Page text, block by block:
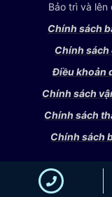
Bảo trì và lên
Chính sách
Chính sách
Điều khoản
Chính sách
Chính sách
Chính sách